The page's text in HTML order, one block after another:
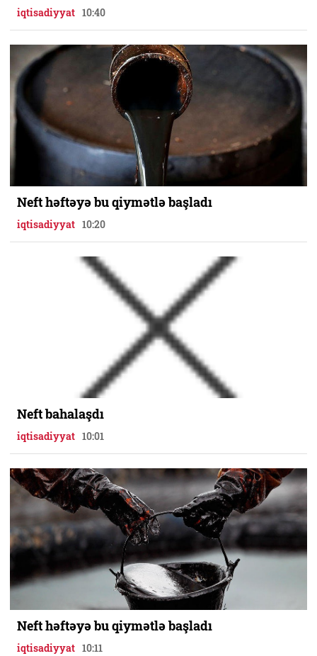
iqtisadiyyat 10:40
Neft həftəyə bu qiymətlə başladı
iqtisadiyyat 10:20
Neft bahalaşdı
iqtisadiyyat 10:01
Neft həftəyə bu qiymətlə başladı
iqtisadiyyat 10:11